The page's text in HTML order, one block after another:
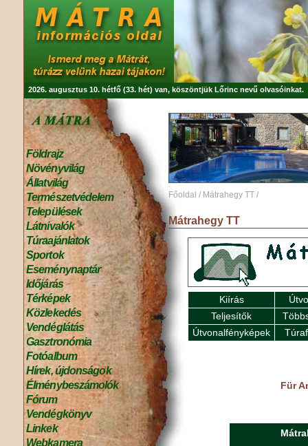
2026. augusztus 10. hétfő (33. hét) van, köszöntjük Lőrinc nevű olvasóinkat.
Földrajz
Növényvilág
Állatvilág
Természetvédelem
Települések
Látnivalók
Túraajánlatok
Sportok
Eseménynaptár
Időjárás
Térképek
Közlekedés
Vendéglátás
Gasztronómia
Fotóalbum
Hírek, újdonságok
Élménybeszámolók
Fórum
Vendégkönyv
Linkek
Webkamera
Főoldal / Mátrahegy TT /
Mátrahegy TT
Kiírás
Teljesítők
Útvonalfényképek
Für